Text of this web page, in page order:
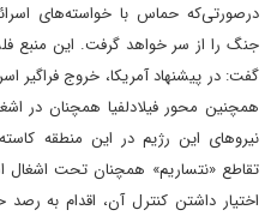
در‌صورتی‌که حماس با خواسته‌های
جنگ را از سر خواهد گرفت. این منبع
گفت: در پیشنهاد آمریکا، خروج فراگیر
همچنین محور فیلادلفیا همچنان در
نیروهای این رژیم در این منطقه
تقاطع «نتساریم» همچنان تحت اشغال
اختیار داشتن کنترل آن، اقدام به